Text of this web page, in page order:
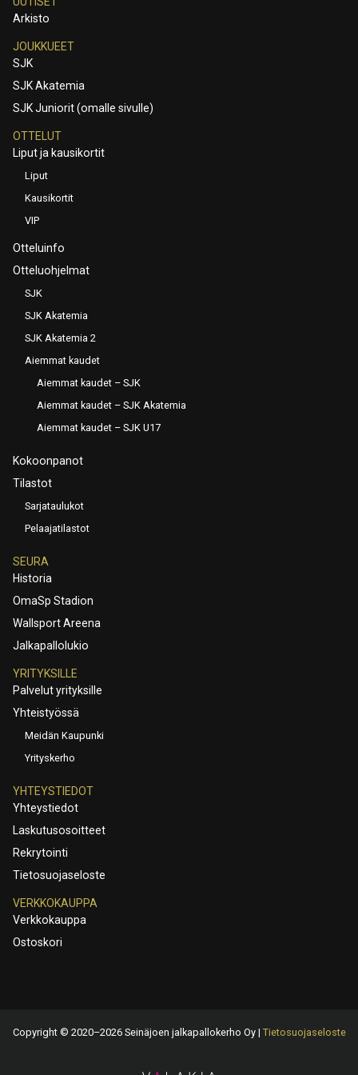
Arkisto
JOUKKUEET
SJK
SJK Akatemia
SJK Juniorit (omalle sivulle)
OTTELUT
Liput ja kausikortit
Liput
Kausikortit
VIP
Otteluinfo
Otteluohjelmat
SJK
SJK Akatemia
SJK Akatemia 2
Aiemmat kaudet
Aiemmat kaudet – SJK
Aiemmat kaudet – SJK Akatemia
Aiemmat kaudet – SJK U17
Kokoonpanot
Tilastot
Sarjataulukot
Pelaajatilastot
SEURA
Historia
OmaSp Stadion
Wallsport Areena
Jalkapallolukio
YRITYKSILLE
Palvelut yrityksille
Yhteistyössä
Meidän Kaupunki
Yrityskerho
YHTEYSTIEDOT
Yhteystiedot
Laskutusosoitteet
Rekrytointi
Tietosuojaseloste
VERKKOKAUPPA
Verkkokauppa
Ostoskori
Copyright © 2020–2026 Seinäjoen jalkapallokerho Oy | Tietosuojaseloste